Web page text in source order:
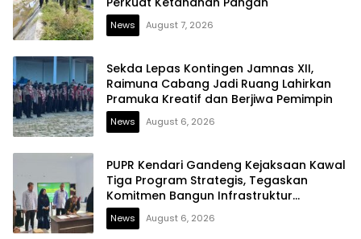
News August 7, 2026
Sekda Lepas Kontingen Jamnas XII,
Raimuna Cabang Jadi Ruang Lahirkan
Pramuka Kreatif dan Berjiwa Pemimpin
News August 6, 2026
PUPR Kendari Gandeng Kejaksaan Kawal
Tiga Program Strategis, Tegaskan
Komitmen Bangun Infrastruktur
Berintegritas
News August 6, 2026